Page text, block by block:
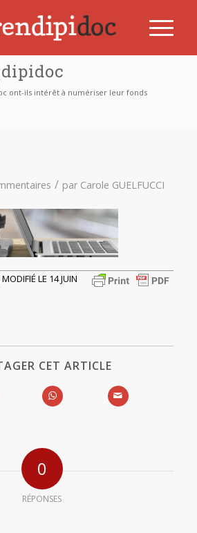
ont-ils intérêt à numériser leur fonds
/ par Carole GUELFUCCI
LE 14 JUIN
CET ARTICLE
0
RÉPONSES